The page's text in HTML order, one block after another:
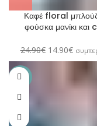
Καφέ floral
φούσκα μανίκι και
24.90€ 14.90€
-40%